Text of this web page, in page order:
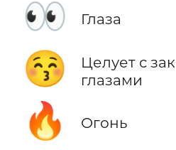
👀 Глаза
😚
Целует с
глазами
🔥 Огонь